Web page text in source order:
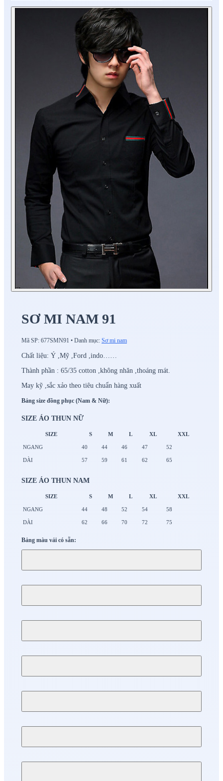
SƠ MI NAM 91
Mã SP: 677SMN91 • Danh mục: Sơ mi nam
Chất liệu: Ý ,Mỹ ,Ford ,indo……
Thành phần : 65/35 cotton ,không nhăn ,thoáng mát.
May kỹ ,sắc xảo theo tiêu chuẩn hàng xuất
Bảng size đồng phục (Nam & Nữ):
SIZE ÁO THUN NỮ
SIZE S M L XL XXL
NGANG 40 44 46 47 52
DÀI 57 59 61 62 65
SIZE ÁO THUN NAM
SIZE S M L XL XXL
NGANG 44 48 52 54 58
DÀI 62 66 70 72 75
Bảng màu vải có sẵn: